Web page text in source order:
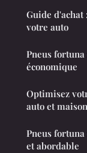
Guide
votre auto
Pneus
économique
Optimisez
auto et maison
Pneus
et abordable